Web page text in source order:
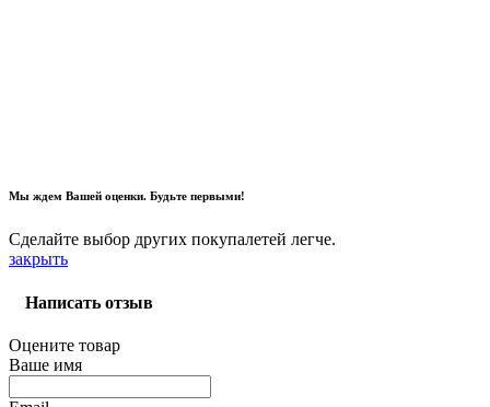
Мы ждем Вашей оценки. Будьте первыми!
Сделайте выбор других покупалетей легче.
закрыть
Написать отзыв
Оцените товар
Ваше имя